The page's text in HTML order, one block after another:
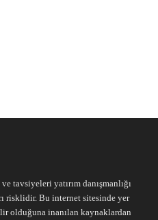
tavsiyeleri yatırım danışmanlığı
risklidir. Bu internet sitesinde yer
olduğuna inanılan kaynaklardan